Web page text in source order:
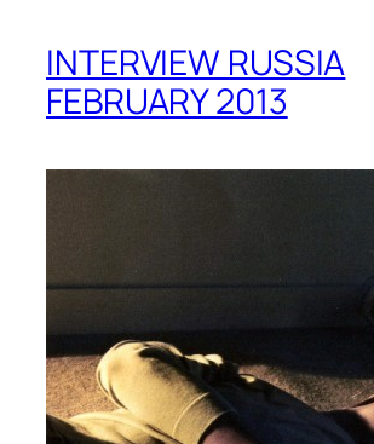
INTERVIEW RUSSIA
FEBRUARY 2013